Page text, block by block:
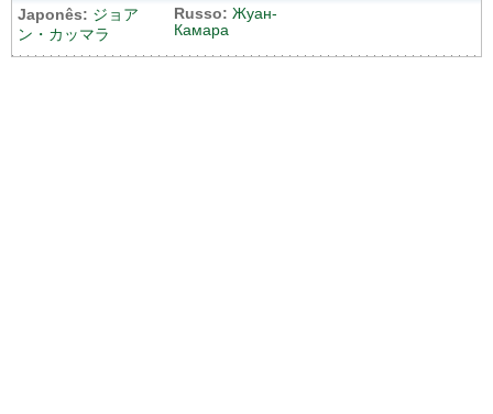
Japonês: ジョア
ン・カッマラ
Russo: Жуан-
Камара